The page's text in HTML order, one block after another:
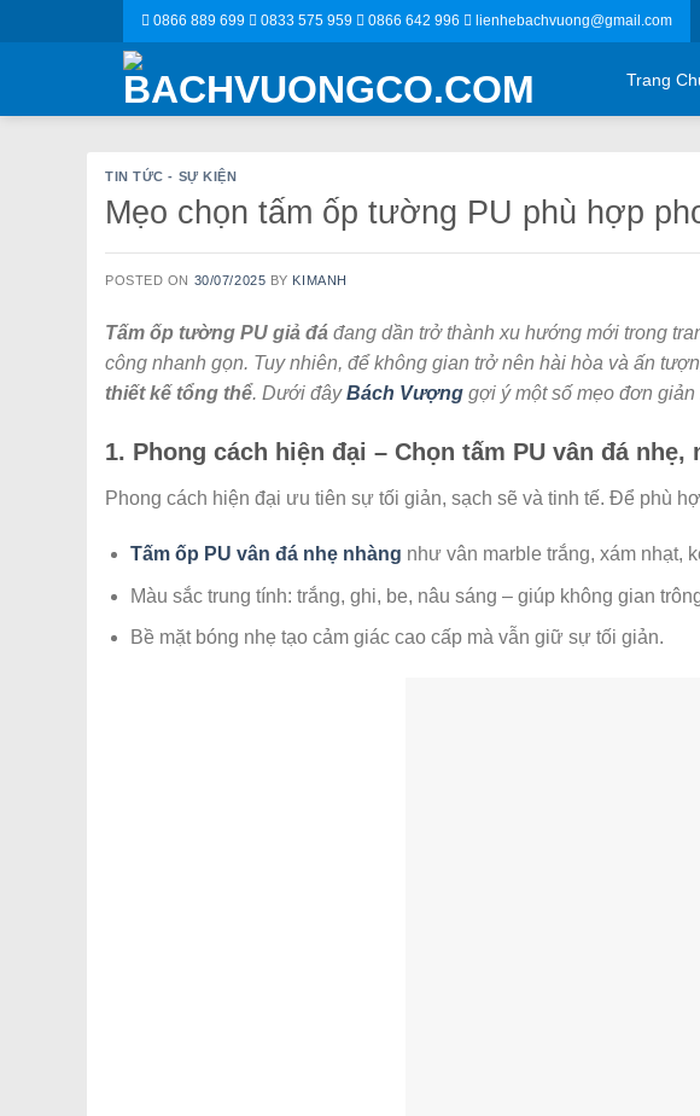
0866 889 699 0833 575 959 0866 642 996 lienhebachvuong@gmail.com
Trang
TIN TỨC - SỰ KIỆN
Mẹo chọn tấm ốp tường PU phù hợp
POSTED ON 30/07/2025 BY KIMANH
Tấm ốp tường PU giả đá đang dần trở thành xu hướng mới trong
công nhanh gọn. Tuy nhiên, để không gian trở nên hài hòa và ấn
thiết kế tổng thể. Dưới đâyBách Vượng gợi ý một số mẹo đơn
1. Phong cách hiện đại – Chọn tấm PU vân đá nhẹ,
Phong cách hiện đại ưu tiên sự tối giản, sạch sẽ và tinh tế. Để phù
Tấm ốp PU vân đá nhẹ nhàng như vân marble trắng, xám nhạt,
Màu sắc trung tính: trắng, ghi, be, nâu sáng – giúp không gian
Bề mặt bóng nhẹ tạo cảm giác cao cấp mà vẫn giữ sự tối giản.